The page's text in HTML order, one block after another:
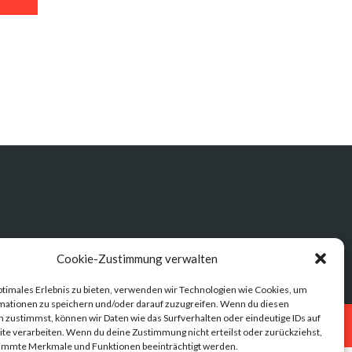
Cookie-Zustimmung verwalten
Erlebnis zu bieten, verwenden wir Technologien wie Cookies, um
zu speichern und/oder darauf zuzugreifen. Wenn du diesen
zustimmst, können wir Daten wie das Surfverhalten oder eindeutige IDs auf
verarbeiten. Wenn du deine Zustimmung nicht erteilst oder zurückziehst,
Merkmale und Funktionen beeinträchtigt werden.
Datenschutz Impressum